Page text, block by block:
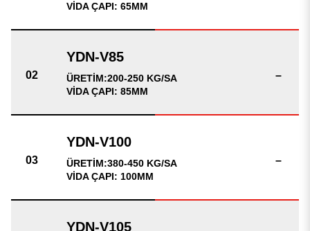
VİDA ÇAPI: 65MM
ÜRETİM:200-250 KG/SA
VİDA ÇAPI: 85MM
–
ÜRETİM:380-450 KG/SA
VİDA ÇAPI: 100MM
–